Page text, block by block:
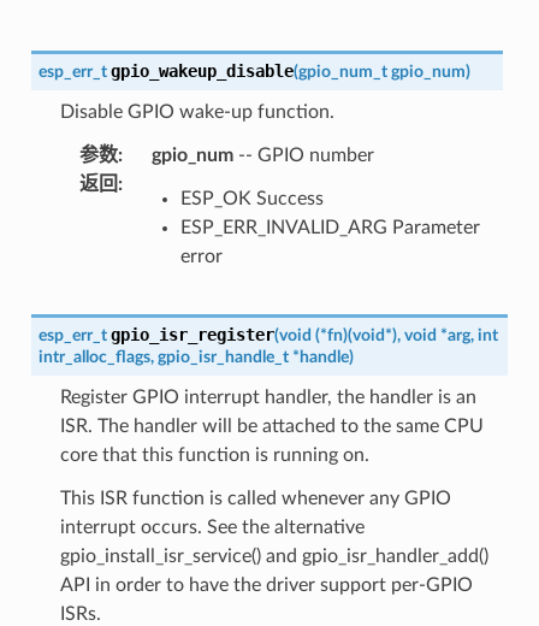
esp_err_t gpio_wakeup_disable(gpio_num_t gpio_num)
Disable GPIO wake-up function.
参数: gpio_num-- GPIO number
返回 :
ESP_OK Success
ESP_ERR_INVALID_ARG Parameter
error
esp_err_t gpio_isr_register(void (*fn)(void *), void *arg, int
intr_alloc_flags, gpio_isr_handle_t * handle)
Register GPIO interrupt handler, the handler is an
ISR. The handler will be attached to the same CPU
core that this function is running on.
This ISR function is called whenever any GPIO
interrupt occurs. See the alternative
gpio_install_isr_service() and gpio_isr_handler_add()
API in order to have the driver support per-GPIO
ISRs.